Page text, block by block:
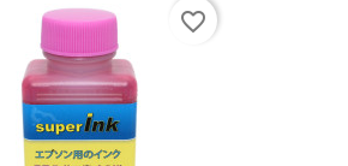
favorite_border